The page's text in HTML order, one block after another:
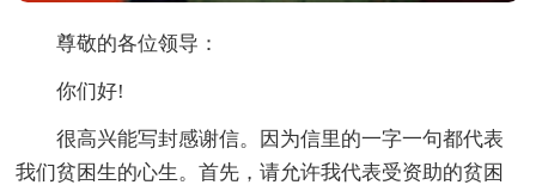
尊敬的各位领导：
你们好!
很高兴能写封感谢信。因为信里的一字一句都代表
我们贫困生的心生。首先，请允许我代表受资助的贫困